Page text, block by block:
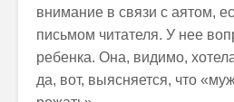
внимание в связи с аятом,
письмом читателя. У нее
ребенка. Она, видимо,
да, вот, выясняется, что